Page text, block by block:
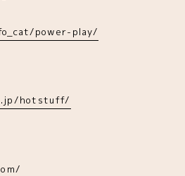
power-play/
hotstuff/